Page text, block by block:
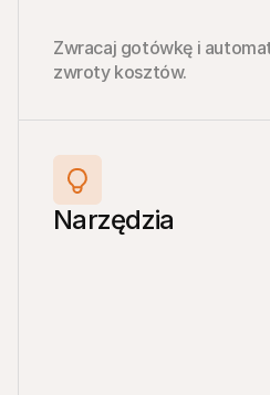
Zwracaj gotówkę i
zwroty kosztów.
Narzędzia